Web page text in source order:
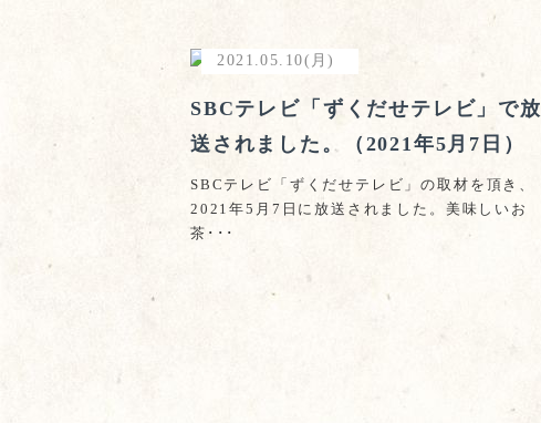
2021.05.10(月)
SBCテレビ「ずくだせテレビ」で放
送されました。（2021年5月7日）
SBCテレビ「ずくだせテレビ」の取材を頂き、
2021年5月7日に放送されました。美味しいお
茶･･･